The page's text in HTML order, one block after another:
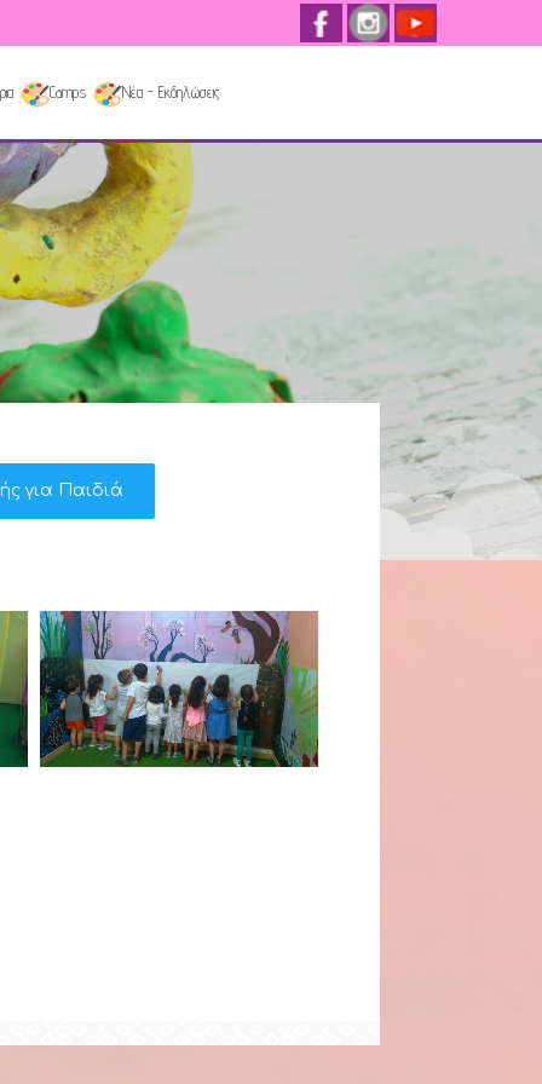
Camps Νέα - Εκδηλώσεις
για Παιδιά